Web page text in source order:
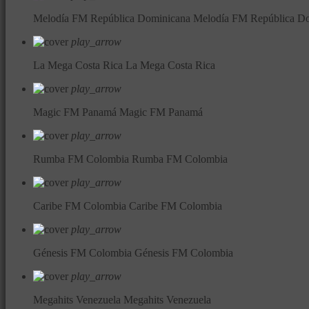
Melodía FM República Dominicana Melodía FM República
play_arrow
La Mega Costa Rica La Mega Costa Rica
play_arrow
Magic FM Panamá Magic FM Panamá
play_arrow
Rumba FM Colombia Rumba FM Colombia
play_arrow
Caribe FM Colombia Caribe FM Colombia
play_arrow
Génesis FM Colombia Génesis FM Colombia
play_arrow
Megahits Venezuela Megahits Venezuela